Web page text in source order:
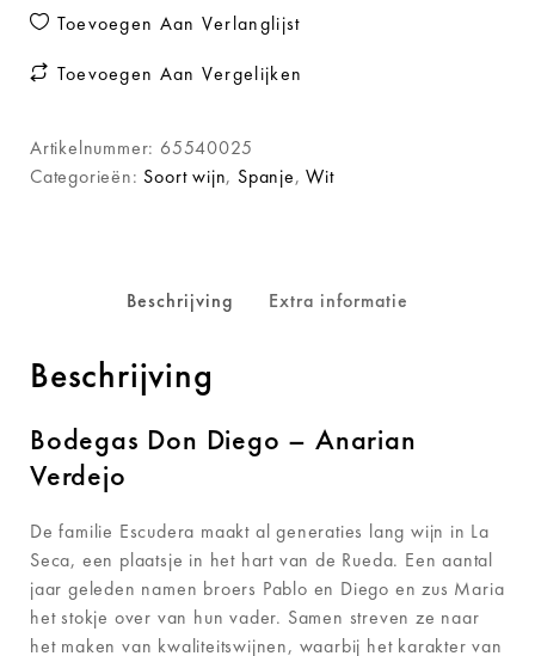
Toevoegen Aan Verlanglijst
Toevoegen Aan Vergelijken
Artikelnummer: 65540025
Categorieën: Soort wijn, Spanje,Wit
Beschrijving Extra informatie
Beschrijving
Bodegas Don Diego – Anarian
Verdejo
De familie Escudera maakt al generaties lang wijn in La
Seca, een plaatsje in het hart van de Rueda. Een aantal
jaar geleden namen broers Pablo en Diego en zus Maria
het stokje over van hun vader. Samen streven ze naar
het maken van kwaliteitswijnen, waarbij het karakter van